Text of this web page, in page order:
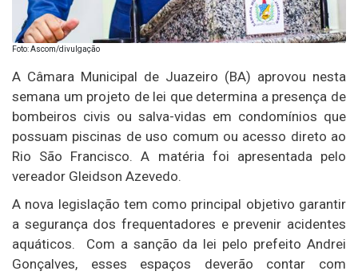
Foto: Ascom/divulgação
A Câmara Municipal de Juazeiro (BA) aprovou nesta
semana um projeto de lei que determina a presença de
bombeiros civis ou salva-vidas em condomínios que
possuam piscinas de uso comum ou acesso direto ao
Rio São Francisco. A matéria foi apresentada pelo
vereador Gleidson Azevedo.
A nova legislação tem como principal objetivo garantir
a segurança dos frequentadores e prevenir acidentes
aquáticos. Com a sanção da lei pelo prefeito Andrei
Gonçalves, esses espaços deverão contar com